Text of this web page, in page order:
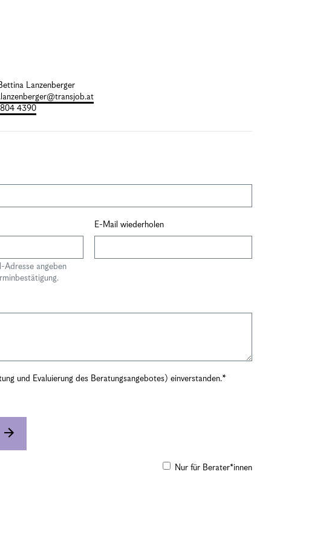
Lanzenberger
4390
Adresse angeben
E-Mail wiederholen
und Evaluierung des Beratungsangebotes) einverstanden.
Nur für Berater*innen